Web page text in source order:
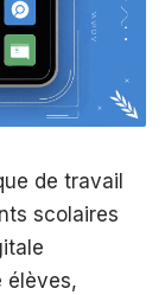
de travail
scolaires
élèves,